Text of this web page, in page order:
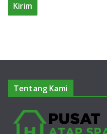
Tentang Kami